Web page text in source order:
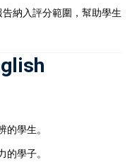
納入評分範圍，幫助學生
學生。
學子。